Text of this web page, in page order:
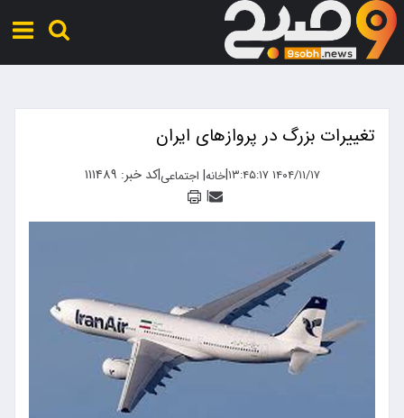
تغییرات بزرگ در پروازهای ایران
۱۴۰۴/۱۱/۱۷ ۱۳:۴۵:۱۷ |خانه| اجتماعی|کد خبر: ۱۱۱۴۸۹
|